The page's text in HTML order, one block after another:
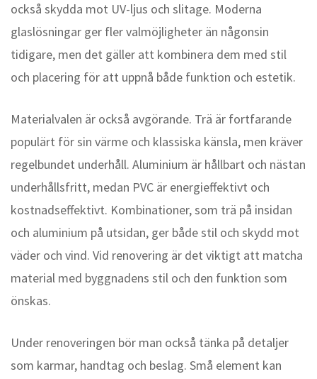
också skydda mot UV-ljus och slitage. Moderna
glaslösningar ger fler valmöjligheter än någonsin
tidigare, men det gäller att kombinera dem med stil
och placering för att uppnå både funktion och estetik.
Materialvalen är också avgörande. Trä är fortfarande
populärt för sin värme och klassiska känsla, men kräver
regelbundet underhåll. Aluminium är hållbart och nästan
underhållsfritt, medan PVC är energieffektivt och
kostnadseffektivt. Kombinationer, som trä på insidan
och aluminium på utsidan, ger både stil och skydd mot
väder och vind. Vid renovering är det viktigt att matcha
material med byggnadens stil och den funktion som
önskas.
Under renoveringen bör man också tänka på detaljer
som karmar, handtag och beslag. Små element kan